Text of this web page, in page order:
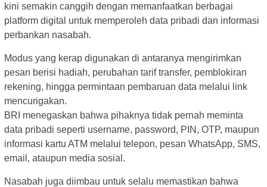
kini semakin canggih dengan memanfaatkan berbagai
platform digital untuk memperoleh data pribadi dan informasi
perbankan nasabah.
Modus yang kerap digunakan di antaranya mengirimkan
pesan berisi hadiah, perubahan tarif transfer, pemblokiran
rekening, hingga permintaan pembaruan data melalui link
mencurigakan.
BRI menegaskan bahwa pihaknya tidak pernah meminta
data pribadi seperti username, password, PIN, OTP, maupun
informasi kartu ATM melalui telepon, pesan WhatsApp, SMS,
email, ataupun media sosial.
Nasabah juga diimbau untuk selalu memastikan bahwa